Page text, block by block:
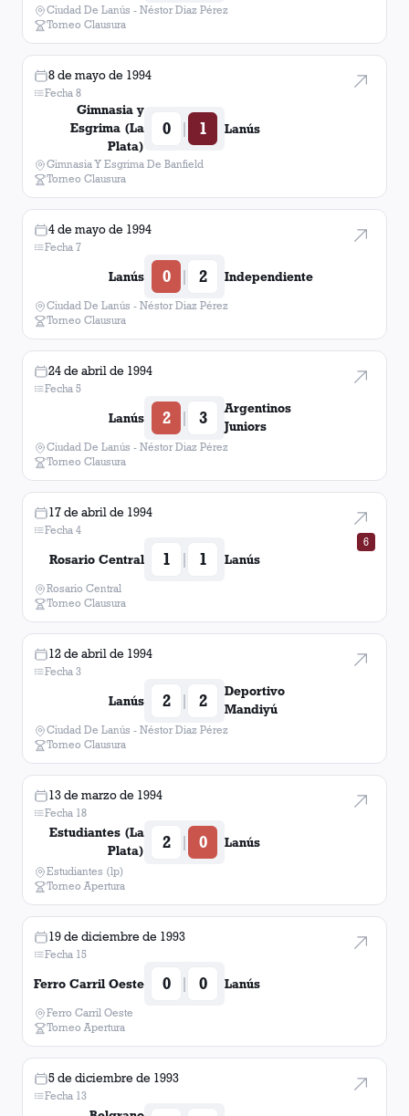
Ciudad De Lanús - Néstor Diaz Pérez
Torneo Clausura
8 de mayo de 1994
Fecha 8
Gimnasia y
Esgrima (La
Plata)
0 | 1 Lanús
Gimnasia Y Esgrima De Banfield
Torneo Clausura
4 de mayo de 1994
Fecha 7
Lanús 0 | 2 Independiente
Ciudad De Lanús - Néstor Diaz Pérez
Torneo Clausura
24 de abril de 1994
Fecha 5
Lanús 2 | 3
Argentinos
Juniors
Ciudad De Lanús - Néstor Diaz Pérez
Torneo Clausura
6
17 de abril de 1994
Fecha 4
Rosario Central 1 | 1 Lanús
Rosario Central
Torneo Clausura
12 de abril de 1994
Fecha 3
Lanús 2 | 2
Deportivo
Mandiyú
Ciudad De Lanús - Néstor Diaz Pérez
Torneo Clausura
13 de marzo de 1994
Fecha 18
Estudiantes (La
Plata)
2 | 0 Lanús
Estudiantes (lp)
Torneo Apertura
19 de diciembre de 1993
Fecha 15
Ferro Carril Oeste 0 | 0 Lanús
Ferro Carril Oeste
Torneo Apertura
5 de diciembre de 1993
Fecha 13